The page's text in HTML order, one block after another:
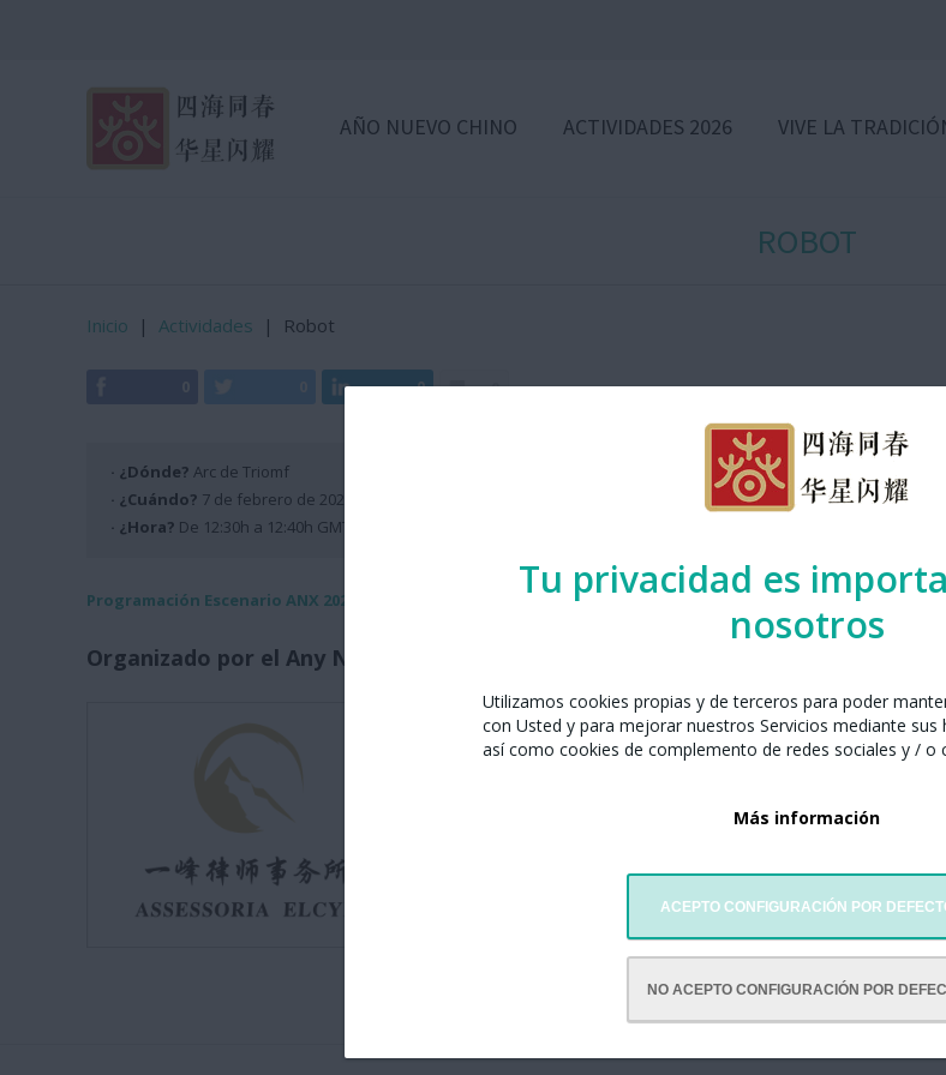
Tu privacidad es
nosotros
Utilizamos cookies propias y de terceros para poder
con Usted y para mejorar nuestros Servicios mediante sus
así como cookies de complemento de redes sociales y / o
Más información
ACEPTO CONFIGURACIÓN POR
NO ACEPTO CONFIGURACIÓN POR
AÑO NUEVO CHINO ACTIVIDADES 2026 VIVE LA
ROBOT
Inicio | Actividades | Robot
0 0
· ¿Dónde? Arc de Triomf
· ¿Cuándo? 7 de febrero de 2026
· ¿Hora? De 12:30h a 12:40h GMT +2
Programación Escenario ANX 2026
Organizado por el Any Nou Xinès amb Barcelona junto con:
Assessoria El Cym
C/ Diputació 246, local B, 08007 Barcelona